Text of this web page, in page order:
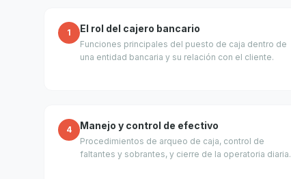
1 El rol del cajero bancario
Funciones principales del puesto de caja dentro de
una entidad bancaria y su relación con el cliente.
4 Manejo y control de efectivo
Procedimientos de arqueo de caja, control de
faltantes y sobrantes, y cierre de la operatoria diaria.